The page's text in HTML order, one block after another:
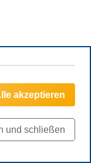
akzeptieren
und schließen